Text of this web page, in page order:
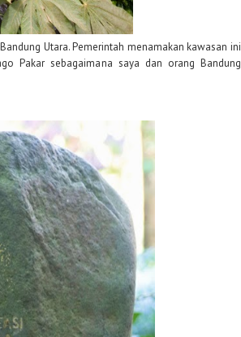
Utara.Pemerintah menamakan kawasan ini
Pakar sebagaimana saya dan orang Bandung